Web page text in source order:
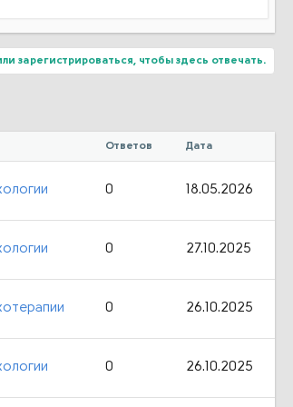
зарегистрироваться, чтобы здесь отвечать.
Ответов Дата
0 18.05.2026
0 27.10.2025
0 26.10.2025
0 26.10.2025